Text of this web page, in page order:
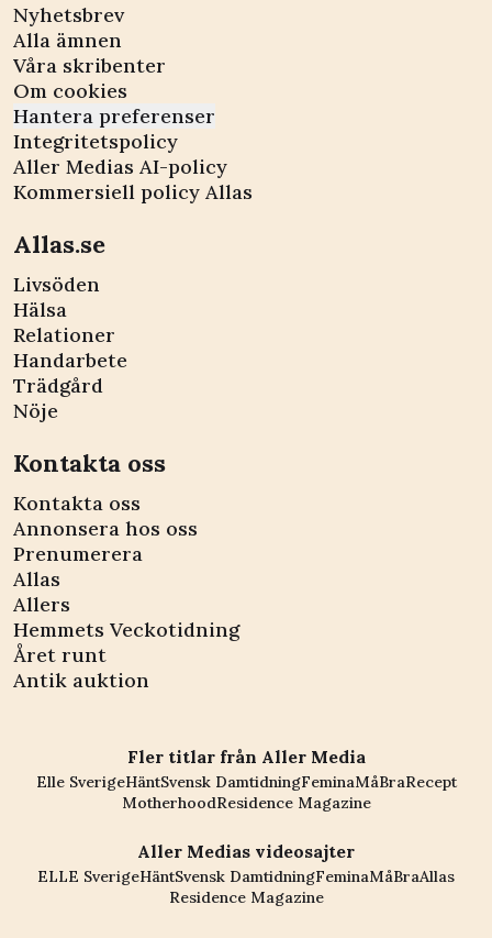
Nyhetsbrev
Alla ämnen
Våra skribenter
Om cookies
Hantera preferenser
Integritetspolicy
Aller Medias AI-policy
Kommersiell policy Allas
Allas.se
Livsöden
Hälsa
Relationer
Handarbete
Trädgård
Nöje
Kontakta oss
Kontakta oss
Annonsera hos oss
Prenumerera
Allas
Allers
Hemmets Veckotidning
Året runt
Antik auktion
Fler titlar från Aller Media
Elle SverigeHäntSvensk DamtidningFeminaMåBraRecept
MotherhoodResidence Magazine
Aller Medias videosajter
ELLE SverigeHäntSvensk DamtidningFeminaMåBraAllas
Residence Magazine